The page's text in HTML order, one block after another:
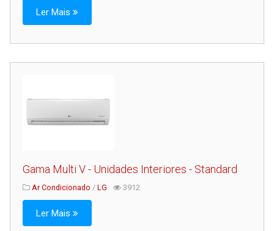
Ler Mais
Gama Multi V - Unidades Interiores - Standard
Ar Condicionado / LG 3912
Ler Mais